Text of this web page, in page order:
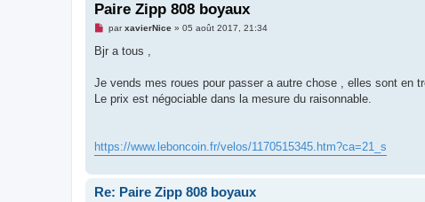
Paire Zipp 808 boyaux
M
s
g
n
u
parxavierNice» 05 août 2017, 21:34
Bjr a tous ,
Je vends mes roues pour passer a autre chose , elles sont en
Le prix est négociable dans la mesure du raisonnable.
https://www.leboncoin.fr/velos/1170515345.htm?ca=21_s
Re: Paire Zipp 808 boyaux